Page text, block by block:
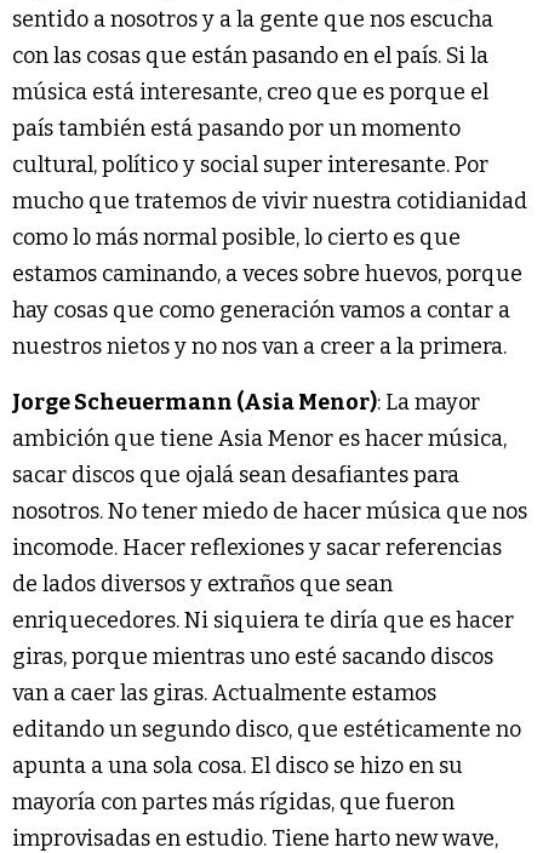
sentido a nosotros y a la gente que nos escucha
con las cosas que están pasando en el país. Si la
música está interesante, creo que es porque el
país también está pasando por un momento
cultural, político y social super interesante. Por
mucho que tratemos de vivir nuestra cotidianidad
como lo más normal posible, lo cierto es que
estamos caminando, a veces sobre huevos, porque
hay cosas que como generación vamos a contar a
nuestros nietos y no nos van a creer a la primera.
Jorge Scheuermann (Asia Menor): La mayor
ambición que tiene Asia Menor es hacer música,
sacar discos que ojalá sean desafiantes para
nosotros. No tener miedo de hacer música que nos
incomode. Hacer reflexiones y sacar referencias
de lados diversos y extraños que sean
enriquecedores. Ni siquiera te diría que es hacer
giras, porque mientras uno esté sacando discos
van a caer las giras. Actualmente estamos
editando un segundo disco, que estéticamente no
apunta a una sola cosa. El disco se hizo en su
mayoría con partes más rígidas, que fueron
improvisadas en estudio. Tiene harto new wave,